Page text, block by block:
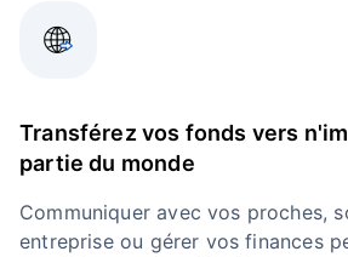
Transférez vos fonds vers
partie du monde
Communiquer avec vos proches,
entreprise ou gérer vos finances